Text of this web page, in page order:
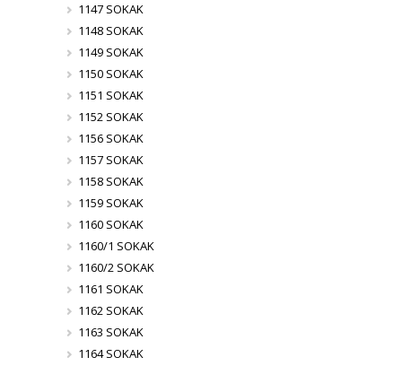
1147 SOKAK
1148 SOKAK
1149 SOKAK
1150 SOKAK
1151 SOKAK
1152 SOKAK
1156 SOKAK
1157 SOKAK
1158 SOKAK
1159 SOKAK
1160 SOKAK
1160/1 SOKAK
1160/2 SOKAK
1161 SOKAK
1162 SOKAK
1163 SOKAK
1164 SOKAK